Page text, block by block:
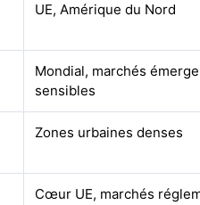
UE, Amérique du Nord
Mondial, marchés
sensibles
Zones urbaines denses
Cœur UE, marchés